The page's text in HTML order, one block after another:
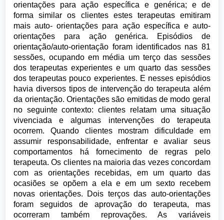
orientações para ação específica e genérica; e de
forma similar os clientes estes terapeutas emitiram
mais auto- orientações para ação específica e auto-
orientações para ação genérica. Episódios de
orientação/auto-orientação foram identificados nas 81
sessões, ocupando em média um terço das sessões
dos terapeutas experientes e um quarto das sessões
dos terapeutas pouco experientes. E nesses episódios
havia diversos tipos de intervenção do terapeuta além
da orientação. Orientações são emitidas de modo geral
no seguinte contexto: clientes relatam uma situação
vivenciada e algumas intervenções do terapeuta
ocorrem. Quando clientes mostram dificuldade em
assumir responsabilidade, enfrentar e avaliar seus
comportamentos há fornecimento de regras pelo
terapeuta. Os clientes na maioria das vezes concordam
com as orientações recebidas, em um quarto das
ocasiões se opõem a ela e em um sexto recebem
novas orientações. Dois terços das auto-orientações
foram seguidos de aprovação do terapeuta, mas
ocorreram também reprovações. As variáveis